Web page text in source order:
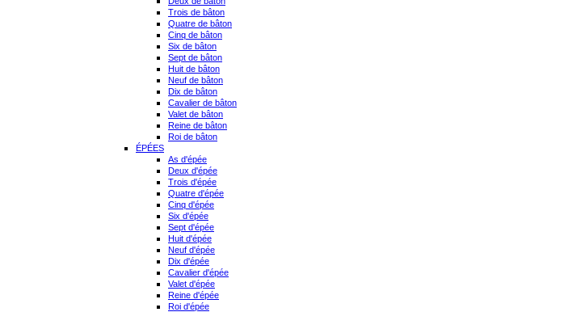
Trois de bâton
Quatre de bâton
Cinq de bâton
Six de bâton
Sept de bâton
Huit de bâton
Neuf de bâton
Dix de bâton
Cavalier de bâton
Valet de bâton
Reine de bâton
Roi de bâton
ÉPÉES
As d'épée
Deux d'épée
Trois d'épée
Quatre d'épée
Cinq d'épée
Six d'épée
Sept d'épée
Huit d'épée
Neuf d'épée
Dix d'épée
Cavalier d'épée
Valet d'épée
Reine d'épée
Roi d'épée